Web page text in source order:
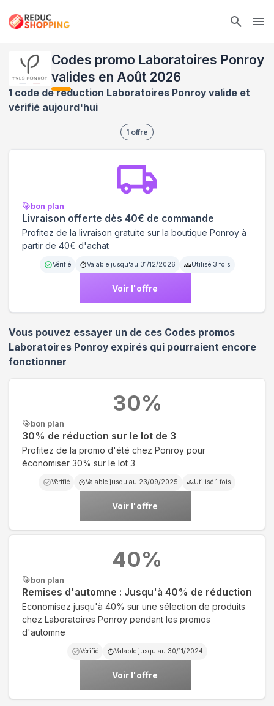
Codes promo Laboratoires Ponroy
valides en Août 2026
1 code de réduction Laboratoires Ponroy valide et
vérifié aujourd'hui
1 offre
bon plan
Livraison offerte dès 40€ de commande
Profitez de la livraison gratuite sur la boutique Ponroy à
partir de 40€ d'achat
Vérifié Valable jusqu'au 31/12/2026 Utilisé 3 fois
Voir l'offre
Vous pouvez essayer un de ces Codes promos
Laboratoires Ponroy expirés qui pourraient encore
fonctionner
bon plan
30% de réduction sur le lot de 3
Profitez de la promo d'été chez Ponroy pour
économiser 30% sur le lot 3
Vérifié Valable jusqu'au 23/09/2025 Utilisé 1 fois
Voir l'offre
30%
bon plan
Remises d'automne : Jusqu'à 40% de réduction
Economisez jusqu'à 40% sur une sélection de produits
chez Laboratoires Ponroy pendant les promos
d'automne
Vérifié Valable jusqu'au 30/11/2024
Voir l'offre
40%